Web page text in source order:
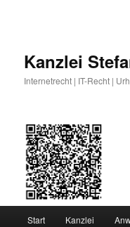
Kanzlei
Internetrecht | IT-Recht |
Start Kanzlei